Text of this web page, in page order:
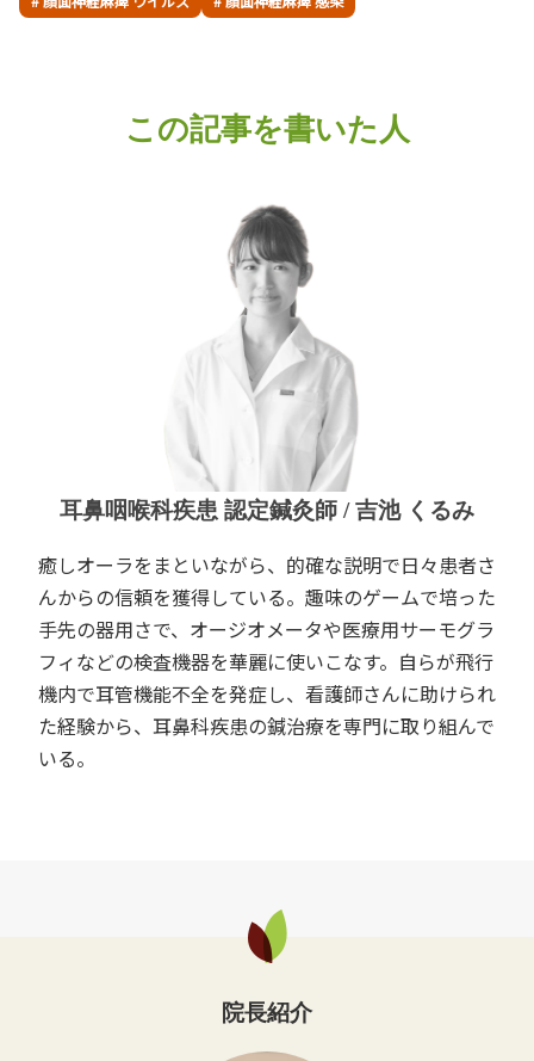
この記事を書いた人
耳鼻咽喉科疾患 認定鍼灸師 / 吉池 くるみ
癒しオーラをまといながら、的確な説明で日々患者さ
んからの信頼を獲得している。趣味のゲームで培った
手先の器用さで、オージオメータや医療用サーモグラ
フィなどの検査機器を華麗に使いこなす。自らが飛行
機内で耳管機能不全を発症し、看護師さんに助けられ
た経験から、耳鼻科疾患の鍼治療を専門に取り組んで
いる。
院長紹介